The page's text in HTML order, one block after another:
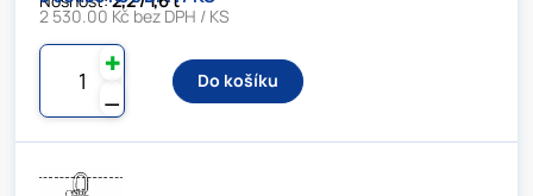
2 530.00 Kč bez DPH / KS
⚊
✚
Do košíku